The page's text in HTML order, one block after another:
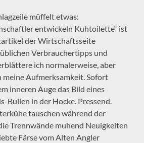
müffelt etwas:
entwickeln Kuhtoilette“ ist
der Wirtschaftsseite
Verbrauchertipps und
ich normalerweise, aber
meine Aufmerksamkeit. Sofort
inneren Auge das Bild eines
Bullen in der Hocke. Pressend.
tauschen während der
Trennwände muhend Neuigkeiten
Färse vom Alten Angler